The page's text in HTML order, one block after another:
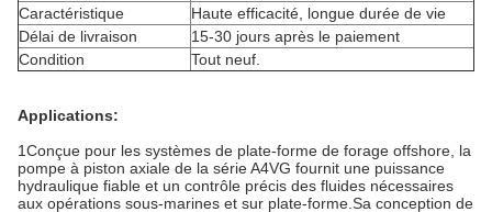
Caractéristique
Haute efficacité, longue durée de vie
Délai de livraison
15-30 jours après le paiement
Condition
Tout neuf.
Applications:
1Conçue pour les systèmes de plate-forme de forage offshore, la
pompe à piston axiale de la série A4VG fournit une puissance
hydraulique fiable et un contrôle précis des fluides nécessaires
aux opérations sous-marines et sur plate-forme.Sa conception de